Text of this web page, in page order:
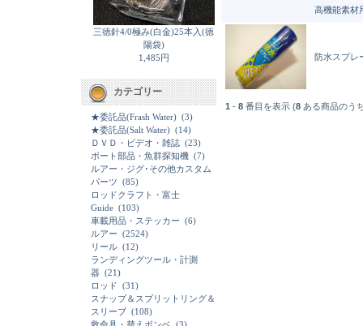
三徳針4/0極み(白金)25本入(徳
陽袋)
1,485円
カテゴリー
★委託品(Frash Water) (3)
★委託品(Salt Water) (14)
ＤＶＤ・ビデオ・雑誌 (23)
ボート部品・魚群探知機 (7)
ルアー・ジグ･その他カスタム
パーツ (85)
ロッドクラフト・富士
Guide (103)
車載用品・ステッカー (6)
ルアー (2524)
リール (12)
ランディングツール・計測
器 (21)
ロッド (31)
スナップ＆スプリットリング＆
スリーブ (108)
高機能素材
防水スプレ
1 - 8 番目を表示 (8 ある商品のう